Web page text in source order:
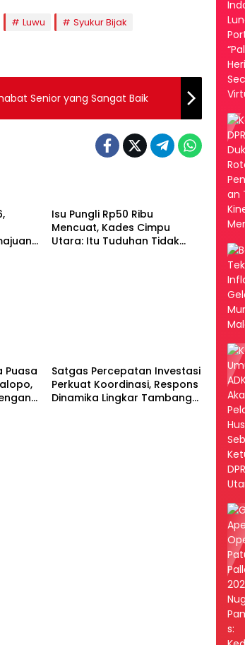
Luwu Syukur Bijak
Senior yang Sangat Baik
Isu Pungli Rp50 Ribu
Mencuat, Kades Cimpu
Utara: Itu Tuduhan Tidak
Puasa
Satgas Percepatan Investasi
Perkuat Koordinasi, Respons
Dinamika Lingkar Tambang